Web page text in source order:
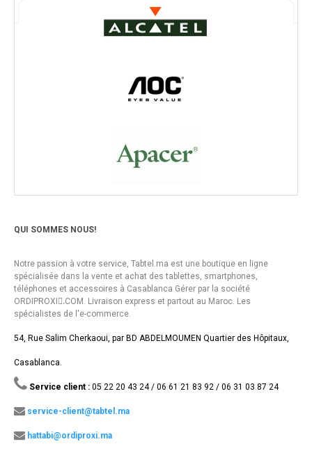
QUI SOMMES NOUS!
Notre passion à votre service, Tabtel.ma est une boutique en ligne
spécialisée dans la vente et achat des tablettes, smartphones,
téléphones et accessoires à Casablanca Gérer par la société
ORDIPROXI.ِCOM. Livraison express et partout au Maroc. Les
spécialistes de l'e-commerce.
54, Rue Salim Cherkaoui, par BD ABDELMOUMEN Quartier des Hôpitaux,
Casablanca.
Service client : 05 22 20 43 24 / 06 61 21 83 92 / 06 31 03 87 24
service-client@tabtel.ma
hattabi@ordiproxi.ma